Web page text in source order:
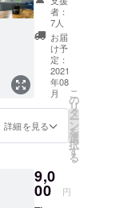
しっかりと
英語で伝え
ることを目
指していま
す。
ナルマ
グカッ
プ ・サ
イズ／
口径
74mm×
高さ
80mm
・容量
／約
240ml
者：
7人
お届
け予
定：
2021
年08
月
詳細を見る
こ
の
リ
タ
ー
ン
を
選
択
す
る
9,0
00 円